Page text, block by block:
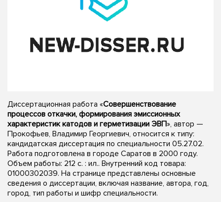
Диссертационная работа «Совершенствование
процессов откачки, формирования эмиссионных
характеристик катодов и герметизации ЭВП», автор —
Прокофьев, Владимир Георгиевич, относится к типу:
кандидатская диссертация по специальности 05.27.02.
Работа подготовлена в городе Саратов в 2000 году.
Объем работы: 212 с. : ил.. Внутренний код товара:
01000302039. На странице представлены основные
сведения о диссертации, включая название, автора, год,
город, тип работы и шифр специальности.